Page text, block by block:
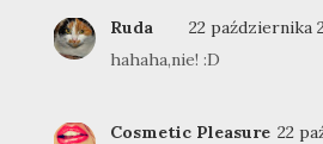
Ruda
22 października
hahaha,nie! :D
Cosmetic Pleasure 22